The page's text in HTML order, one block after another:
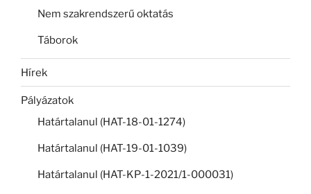
Nem szakrendszerű oktatás
Táborok
Hírek
Pályázatok
Határtalanul (HAT-18-01-1274)
Határtalanul (HAT-19-01-1039)
Határtalanul (HAT-KP-1-2021/1-000031)